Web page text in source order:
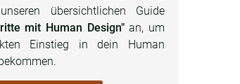
übersichtlichen Guide
mit Human Design"an, um
Einstieg in dein Human